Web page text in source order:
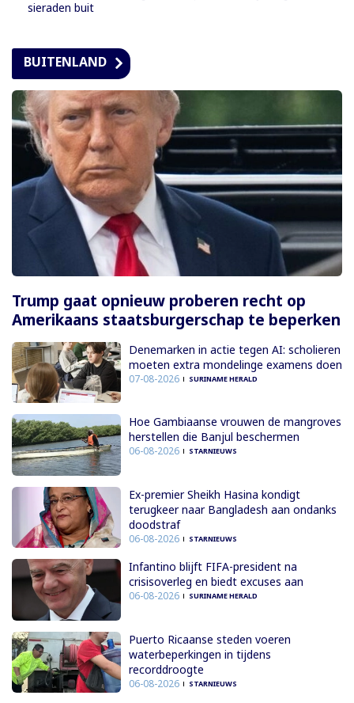
sieraden buit
BUITENLAND
Trump gaat opnieuw proberen recht op
Amerikaans staatsburgerschap te beperken
Denemarken in actie tegen AI: scholieren
moeten extra mondelinge examens doen
07-08-2026 SURINAME HERALD
Hoe Gambiaanse vrouwen de mangroves
herstellen die Banjul beschermen
06-08-2026 STARNIEUWS
Ex-premier Sheikh Hasina kondigt
terugkeer naar Bangladesh aan ondanks
doodstraf
06-08-2026 STARNIEUWS
Infantino blijft FIFA-president na
crisisoverleg en biedt excuses aan
06-08-2026 SURINAME HERALD
Puerto Ricaanse steden voeren
waterbeperkingen in tijdens
recorddroogte
06-08-2026 STARNIEUWS